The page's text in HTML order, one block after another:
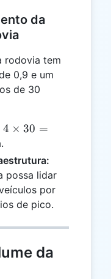
da
rodovia tem
0,9 e um
de 30
4 × 30 =
possa lidar
por
de pico.
da